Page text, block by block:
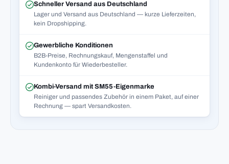
Schneller Versand aus Deutschland
Lager und Versand aus Deutschland — kurze Lieferzeiten,
kein Dropshipping.
Gewerbliche Konditionen
B2B-Preise, Rechnungskauf, Mengenstaffel und
Kundenkonto für Wiederbesteller.
Kombi-Versand mit SM55-Eigenmarke
Reiniger und passendes Zubehör in einem Paket, auf einer
Rechnung — spart Versandkosten.